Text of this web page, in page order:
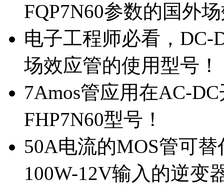
FQP7N60参数的国外
电子工程师必看，DC-
场效应管的使用型号！
7Amos管应用在AC-
FHP7N60型号！
50A电流的MOS管可
100W-12V输入的逆变